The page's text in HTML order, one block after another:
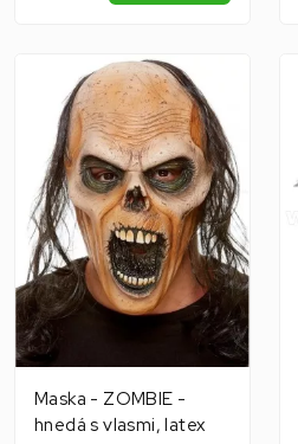
Maska - ZOMBIE -
hnedá s vlasmi, latex